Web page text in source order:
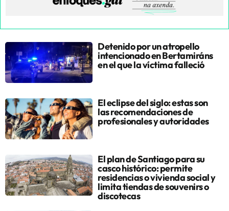
Detenido por un atropello
intencionado en Bertamiráns
en el que la víctima falleció
El eclipse del siglo: estas son
las recomendaciones de
profesionales y autoridades
El plan de Santiago para su
casco histórico: permite
residencias o vivienda social y
limita tiendas de souvenirs o
discotecas